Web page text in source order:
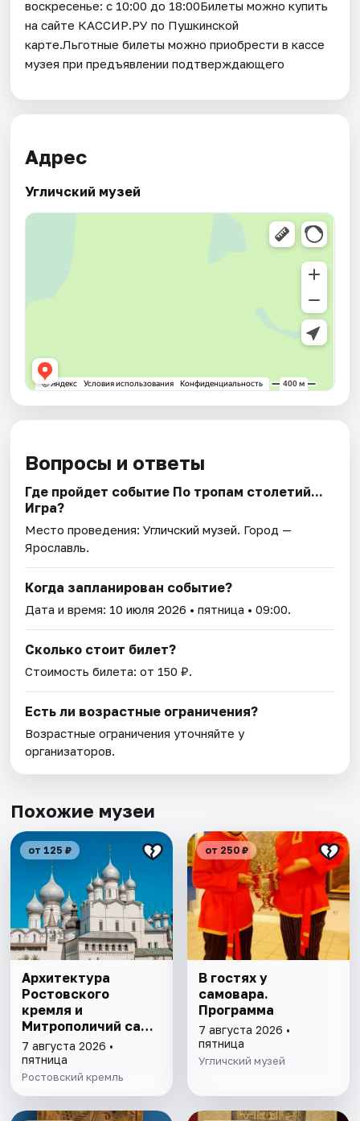
воскресенье: с 10:00 до 18:00Билеты можно купить
на сайте КАССИР.РУ по Пушкинской
карте.Льготные билеты можно приобрести в кассе
музея при предъявлении подтверждающего
Адрес
Угличский музей
Вопросы и ответы
Где пройдет событие По тропам столетий...
Игра?
Место проведения:Угличский музей. Город —
Ярославль.
Когда запланирован событие?
Дата и время: 10 июля 2026 • пятница • 09:00.
Сколько стоит билет?
Стоимость билета: от 150 ₽.
Есть ли возрастные ограничения?
Возрастные ограничения уточняйте у
организаторов.
Похожие музеи
от 125 ₽
Архитектура
Ростовского
кремля и
Митрополичий сад,
выставка
"Митрополичье
варенье"
7 августа 2026 •
пятница
Ростовский кремль
от 250 ₽
В гостях у
самовара.
Программа
7 августа 2026 •
пятница
Угличский музей